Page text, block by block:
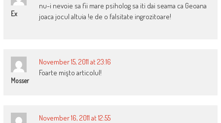
Ex
nu-i nevoie sa fii mare psiholog sa iti dai seama ca Geoana
joaca jocul altuia !e de o falsitate ingrozitoare!
Mosser
November 15, 2011 at 23:16
Foarte mişto articolul!
November 16, 2011 at 12:55